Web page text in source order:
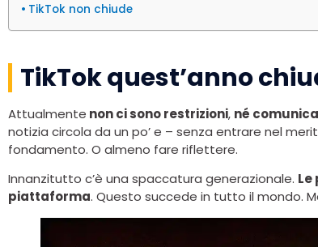
TikTok non chiude
TikTok quest’anno
Attualmente non ci sono restrizioni, né
notizia circola da un po’ e – senza entrare nel
fondamento. O almeno fare riflettere.
Innanzitutto c’è una spaccatura generazionale. Le
piattaforma. Questo succede in tutto il mondo.